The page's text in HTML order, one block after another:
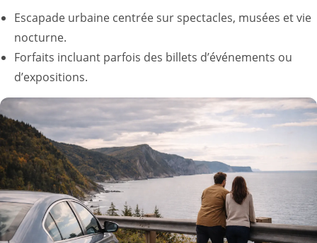
Escapade urbaine centrée sur spectacles, musées et vie
nocturne.
Forfaits incluant parfois des billets d’événements ou
d’expositions.